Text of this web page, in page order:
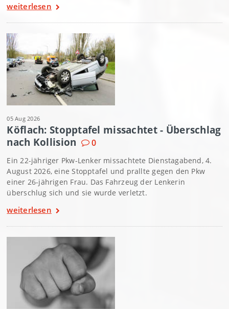
weiterlesen
05 Aug 2026
Köflach: Stopptafel missachtet - Überschlag
nach Kollision
0
Ein 22-jähriger Pkw-Lenker missachtete Dienstagabend, 4.
August 2026, eine Stopptafel und prallte gegen den Pkw
einer 26-jährigen Frau. Das Fahrzeug der Lenkerin
überschlug sich und sie wurde verletzt.
weiterlesen